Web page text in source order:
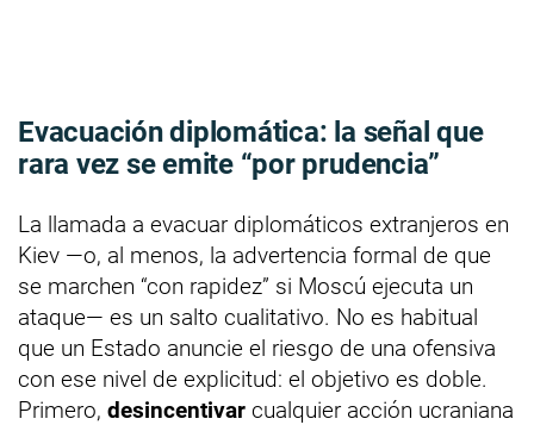
Evacuación diplomática: la señal que
rara vez se emite “por prudencia”
La llamada a evacuar diplomáticos extranjeros en
Kiev —o, al menos, la advertencia formal de que
se marchen “con rapidez” si Moscú ejecuta un
ataque— es un salto cualitativo. No es habitual
que un Estado anuncie el riesgo de una ofensiva
con ese nivel de explicitud: el objetivo es doble.
Primero, desincentivar cualquier acción ucraniana